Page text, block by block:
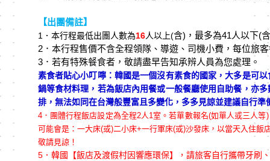
【出團備註】
1．本行程最低出團人數為16人以上(含) ，最多為41人以下(
2．本行程售價不含全程領隊、導遊、司機小費，每位旅
3．若有特殊餐食者，敬請盡早告知承辨人員為您處理。
素食者貼心小叮嚀：韓國是一個沒有素食的國家，大多是可
鍋等食材料理，若為飯店內用餐或一般餐廳使用自助餐，亦
排，無法如同在台灣般豐富且多變化，多多見諒並建議自行準
4． 團體行程飯店設定為全程2人1室。若單數報名(如單人或三人
可能會是：一大床(或)二小床+一行軍床(或)沙發床，以當天入住
敬請見諒！
5．韓國【飯店及渡假村因響應環保】，請旅客自行攜帶牙刷